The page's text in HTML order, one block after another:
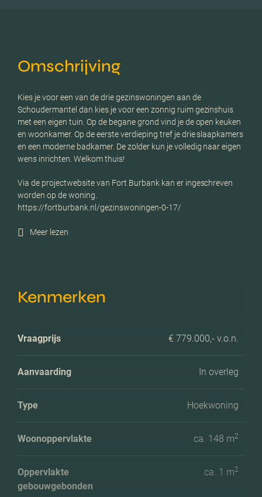
Omschrijving
Kies je voor een van de drie gezinswoningen aan de
Schoudermantel dan kies je voor een zonnig ruim gezinshuis
met een eigen tuin. Op de begane grond vind je de open keuken
en woonkamer. Op de eerste verdieping tref je drie slaapkamers
en een moderne badkamer. De zolder kun je volledig naar eigen
wens inrichten. Welkom thuis!
Via de projectwebsite van Fort Burbank kan er ingeschreven
worden op de woning.
https://fortburbank.nl/gezinswoningen-0-17/
Meer lezen
Kenmerken
Vraagprijs € 779.000,- v.o.n.
Aanvaarding In overleg
Type Hoekwoning
Woonoppervlakte ca. 148 m2
Oppervlakte
gebouwgebonden
ca. 1 m2